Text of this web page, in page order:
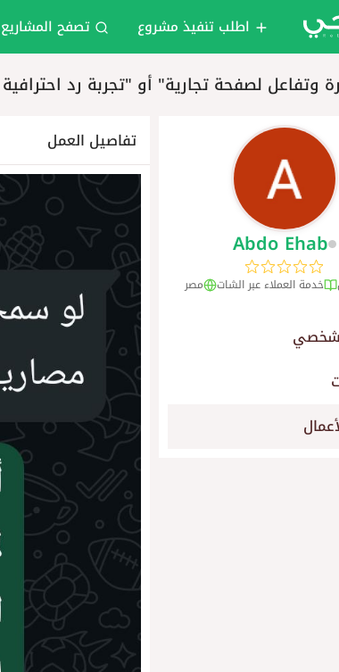
اطلب تنفيذ مشروع تصفح المشاريع
وتفاعل لصفحة تجارية" أو "تجربة رد
Abdo Ehab
خدمة العملاء عبر الشات مصر
تفاصيل العمل